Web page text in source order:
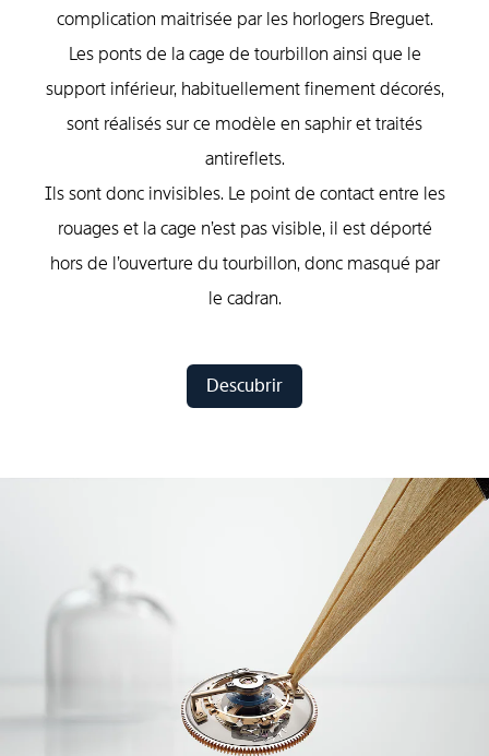
complication maitrisée par les horlogers Breguet.
Les ponts de la cage de tourbillon ainsi que le
support inférieur, habituellement finement décorés,
sont réalisés sur ce modèle en saphir et traités
antireflets.
Ils sont donc invisibles. Le point de contact entre les
rouages et la cage n’est pas visible, il est déporté
hors de l’ouverture du tourbillon, donc masqué par
le cadran.
Descubrir